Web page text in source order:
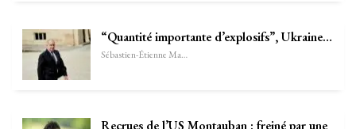
“Quantité importante d’explosifs”, Ukraine…
Sébastien-Étienne Marechal
Recrues de l’US Montauban : freiné par une